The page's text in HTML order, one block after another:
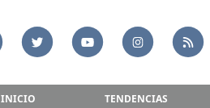
INICIO TENDENCIAS